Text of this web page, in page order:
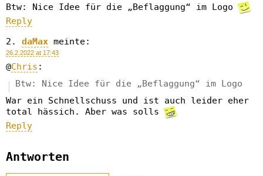
Btw: Nice Idee für die „Beflaggung“ im Logo
Reply
daMax meinte:
26.2.2022 at 17:43
@Chris :
Btw: Nice Idee für die „Beflaggung“ im Logo
War ein Schnellschuss und ist auch leider eher
total hässich. Aber was solls
Reply
Antworten